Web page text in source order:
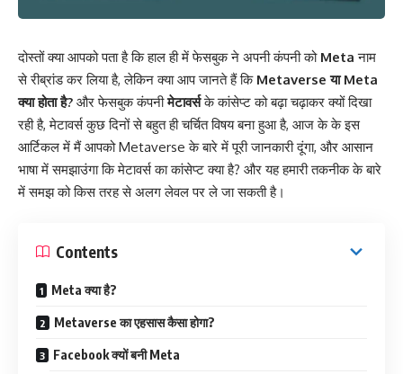
दोस्तों क्या आपको पता है कि हाल ही में फेसबुक ने अपनी कंपनी को Meta नाम
से रीब्रांड कर लिया है, लेकिन क्या आप जानते हैं कि Metaverse या Meta
क्या होता है? और फेसबुक कंपनीमेटावर्सके कांसेप्ट को बढ़ा चढ़ाकर क्यों दिखा
रही है, मेटावर्स कुछ दिनों से बहुत ही चर्चित विषय बना हुआ है, आज के के इस
आर्टिकल में मैं आपको Metaverse के बारे में पूरी जानकारी दूंगा, और आसान
भाषा में समझाउंगा कि मेटावर्स का कांसेप्ट क्या है? और यह हमारी तकनीक के बारे
में समझ को किस तरह से अलग लेवल पर ले जा सकती है।
Contents
Meta क्या है?
Metaverse का एहसास कैसा होगा?
Facebook क्यों बनी Meta